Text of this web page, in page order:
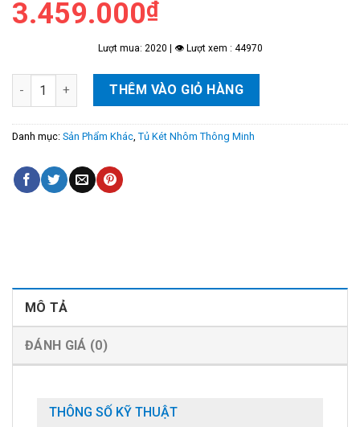
3.459.000₫
Lượt mua: 2020 | 👁 Lượt xem : 44970
Tủ Văn Phòng 2 Tầng Màu Trắng- TVP 1850 – Khóa Điện Tử
THÊM VÀO GIỎ HÀNG
Danh mục: Sản Phẩm Khác Tủ Két Nhôm Thông Minh
MÔ TẢ
ĐÁNH GIÁ (0)
THÔNG SỐ KỸ THUẬT